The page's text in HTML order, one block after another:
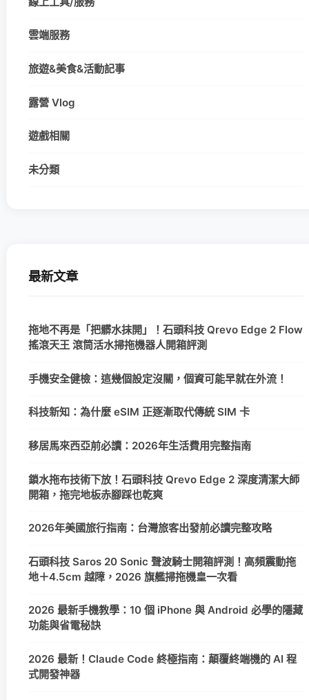
雲端服務
旅遊&美食&活動記事
露營 Vlog
遊戲相關
未分類
最新文章
拖地不再是「把髒水抹開」！石頭科技 Qrevo Edge 2 Flow
搖滾天王 滾筒活水掃拖機器人開箱評測
手機安全健檢：這幾個設定沒關，個資可能早就在外流！
科技新知：為什麼 eSIM 正逐漸取代傳統 SIM 卡
移居馬來西亞前必讀：2026年生活費用完整指南
鎖水拖布技術下放！石頭科技 Qrevo Edge 2 深度清潔大師
開箱，拖完地板赤腳踩也乾爽
2026年美國旅行指南：台灣旅客出發前必讀完整攻略
石頭科技 Saros 20 Sonic 聲波騎士開箱評測！高頻震動拖
地＋4.5cm 越障，2026 旗艦掃拖機皇一次看
2026 最新手機教學：10 個 iPhone 與 Android 必學的隱藏
功能與省電秘訣
2026 最新！Claude Code 終極指南：顛覆終端機的 AI 程
式開發神器